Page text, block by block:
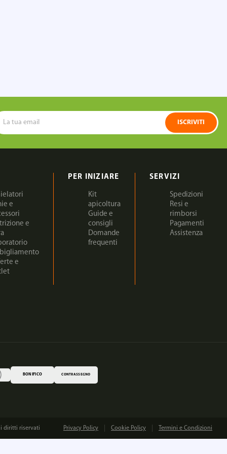
ISCRIVITI
e
e
e
PER INIZIARE
Kit
apicoltura
Guide e
consigli
Domande
frequenti
SERVIZI
Spedizioni
Resi e
rimborsi
Pagamenti
Assistenza
BONIFICO CONTRASSEGNO
i diritti riservati Privacy Policy Cookie Policy Termini e Condizioni